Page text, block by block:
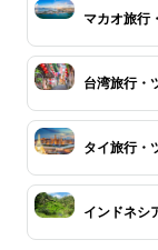
マカオ旅行
台湾旅行・
タイ旅行・
インドネシ